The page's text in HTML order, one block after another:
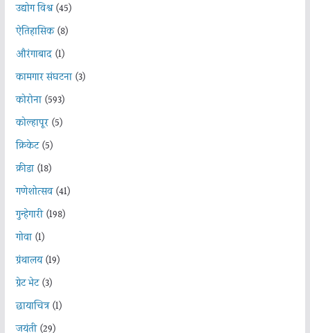
उद्योग विश्व(45)
ऐतिहासिक(8)
औरंगाबाद(1)
कामगार संघटना(3)
कोरोना(593)
कोल्हापूर(5)
क्रिकेट(5)
क्रीडा(18)
गणेशोत्सव(41)
गुन्हेगारी(198)
गोवा(1)
ग्रंथालय(19)
ग्रेट भेट(3)
छायाचित्र(1)
जयंती(29)